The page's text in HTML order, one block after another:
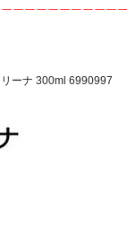
ーナ 300ml 6990997